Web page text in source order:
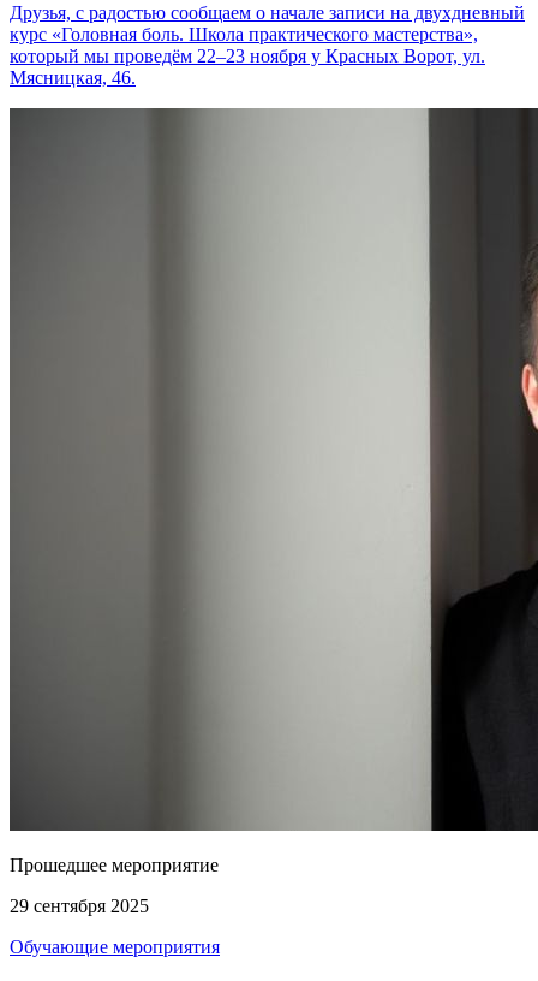
Друзья, с радостью сообщаем о начале записи на двухдневный
курс «Головная боль. Школа практического мастерства»,
который мы проведём 22–23 ноября у Красных Ворот, ул.
Мясницкая, 46.
Прошедшее мероприятие
29 сентября 2025
Обучающие мероприятия